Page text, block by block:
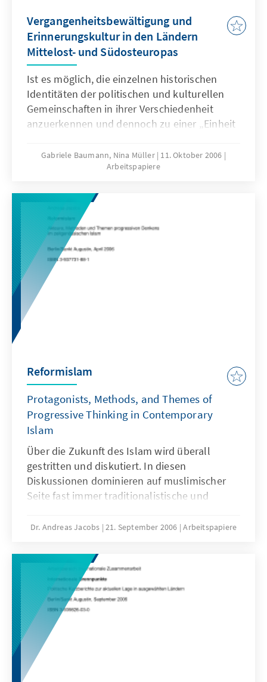
Vergangenheitsbewältigung und
Erinnerungskultur in den Ländern
Mittelost- und Südosteuropas
Ist es möglich, die einzelnen historischen
Identitäten der politischen und kulturellen
Gemeinschaften in ihrer Verschiedenheit
anzuerkennen und dennoch zu einer „Einheit
gelangen? Die Vergangenheitsbewältigung
der Länder Mittelost- und Südosteuropas darf
Kontext gerissen werden.
Gabriele Baumann, Nina Müller 11. Oktober 2006
Arbeitspapiere
Reformislam
Protagonists, Methods, and Themes of
Progressive Thinking in Contemporary
Islam
Über die Zukunft des Islam wird überall
gestritten und diskutiert. In diesen
Diskussionen dominieren auf muslimischer
Seite fast immer traditionalistische und
Progressive Denker spielen im
kaum eine Rolle. Das vorliegende
Arbeitspapier nennt die Akteure, Methoden
und Themen des Reformislam und diskutiert
seine Chancen und Grenzen. Es argumentiert,
dass reformislamisches Denken kein
Allheilmittel für Integrationsprobleme und
auch keine Wunderwaffe gegen den
islamistischen Terror ist. Reformislam kann
aber einen wichtigen Beitrag dazu leisten, den
Dr. Andreas Jacobs 21. September 2006 Arbeitspapiere